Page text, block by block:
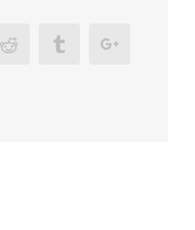
Reddit TumblrGoogle+